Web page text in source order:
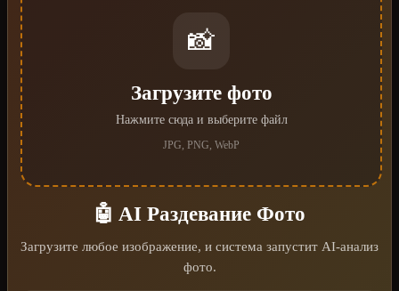
📸
Загрузите фото
Нажмите сюда и выберите файл
JPG, PNG, WebP
🤖 AI Раздевание Фото
Загрузите любое изображение, и система запустит AI-анализ
фото.